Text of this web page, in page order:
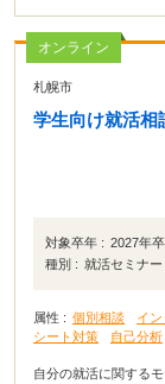
オンライン
札幌市
学生向け就活
対象卒年 : 2027年
種別 : 就活セミナー
属性 : 個別相談 イ
シート対策
自己分析
自分の就活に関する